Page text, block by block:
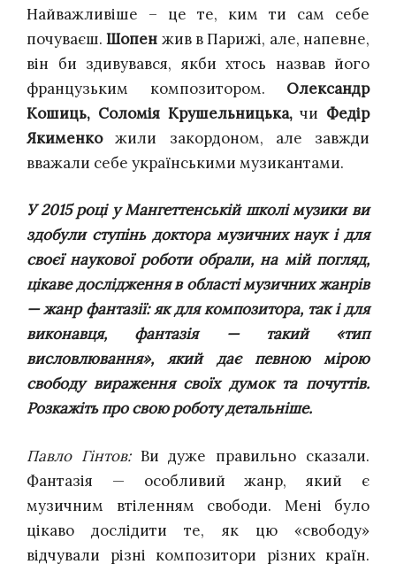
Найважливіше – це те, ким ти сам себе
почуваєш.Шопен жив в Парижі, але, напевне,
він би здивувався, якби хтось назвав його
французьким композитором. Олександр
Кошиць, Соломія Крушельницька,чи Федір
Якименкожили закордоном, але завжди
вважали себе українськими музикантами.
У 2015 році у Мангеттенській школі музики ви
здобули ступінь доктора музичних наук і для
своєї наукової роботи обрали, на мій погляд,
цікаве дослідження в області музичних жанрів
— жанр фантазії: як для композитора, так і для
виконавця, фантазія — такий «тип
висловлювання», який дає певною мірою
свободу вираження своїх думок та почуттів.
Розкажіть про свою роботу детальніше.
Павло Гінтов:Ви дуже правильно сказали.
Фантазія — особливий жанр, який є
музичним втіленням свободи. Мені було
цікаво дослідити те, як цю «свободу»
відчували різні композитори різних країн.